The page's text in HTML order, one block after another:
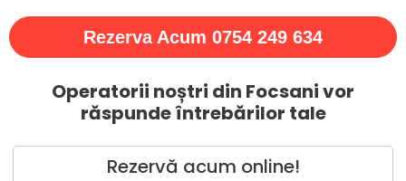
Rezerva Acum 0754 249 634
Operatorii noștri din Focsani vor
răspunde întrebărilor tale
Rezervă acum online!